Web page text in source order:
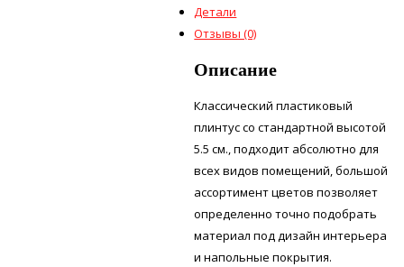
Детали
Отзывы (0)
Описание
Классический пластиковый
плинтус со стандартной высотой
5.5 см., подходит абсолютно для
всех видов помещений, большой
ассортимент цветов позволяет
определенно точно подобрать
материал под дизайн интерьера
и напольные покрытия.